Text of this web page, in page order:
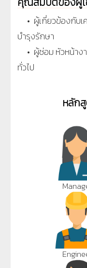
• ผู้เกี่ยวข้องกับเ
บำรุงรักษา
• ผู้ซ่อม หัวหน้าง
ทั่วไป
หลัก